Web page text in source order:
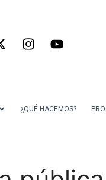
¿QUÉ HACEMOS?